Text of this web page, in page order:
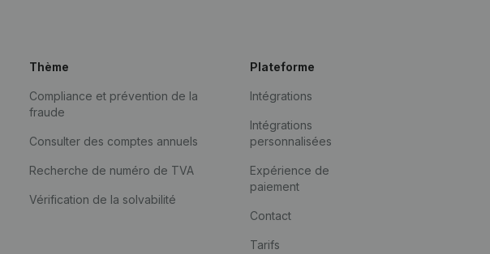
Thème
Compliance et prévention de la
fraude
Consulter des comptes annuels
Recherche de numéro de TVA
Vérification de la solvabilité
Plateforme
Intégrations
Intégrations
personnalisées
Expérience de
paiement
Contact
Tarifs